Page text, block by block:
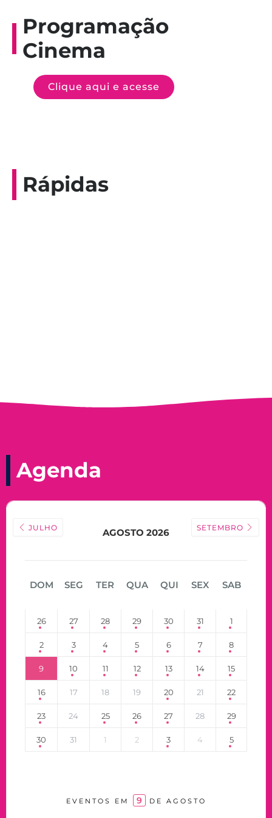
Programação
Cinema
Clique aqui e acesse
Rápidas
Agenda
JULHO AGOSTO 2026 SETEMBRO
DOM SEG TER QUA QUI SEX SAB
26 27 28 29 30 31 1
2 3 4 5 6 7 8
9 10 11 12 13 14 15
16 17 18 19 20 21 22
23 24 25 26 27 28 29
30 31 1 2 3 4 5
EVENTOS EM 9 DE AGOSTO